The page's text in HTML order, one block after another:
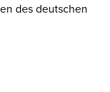
des deutschen